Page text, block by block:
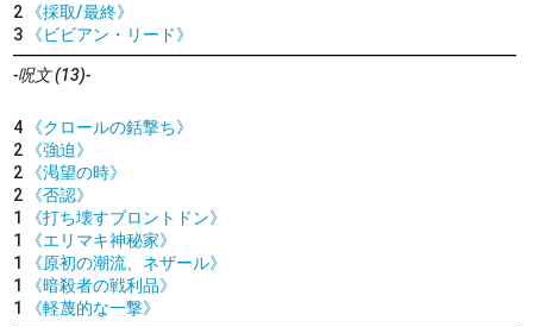
2
《採取/最終》
3
《ビビアン・リード》
-呪文 (13)-
4
《クロールの銛撃ち》
2
《強迫》
2
《渇望の時》
2
《否認》
1
《打ち壊すブロントドン》
1
《エリマキ神秘家》
1
《原初の潮流、ネザール》
1
《暗殺者の戦利品》
1
《軽蔑的な一撃》